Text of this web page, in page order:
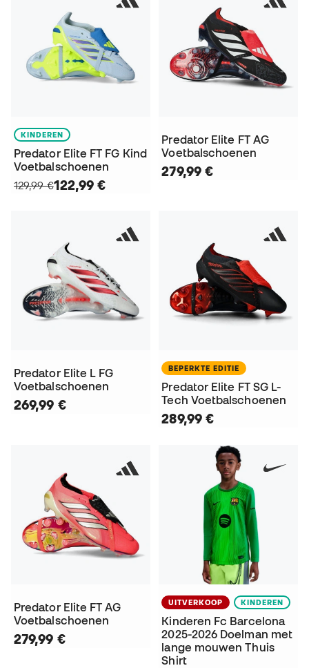
KINDEREN
Predator Elite FT FG Kind
Voetbalschoenen
129,99 €122,99 €
Predator Elite FT AG
Voetbalschoenen
279,99 €
Predator Elite L FG
Voetbalschoenen
269,99 €
BEPERKTE EDITIE
Predator Elite FT SG L-
Tech Voetbalschoenen
289,99 €
Predator Elite FT AG
Voetbalschoenen
279,99 €
UITVERKOOP KINDEREN
Kinderen Fc Barcelona
2025-2026 Doelman met
lange mouwen Thuis
Shirt